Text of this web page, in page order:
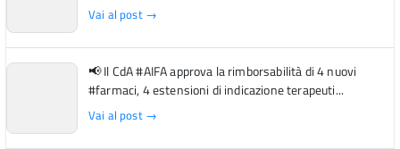
Vai al post →
📢 Il CdA #AIFA approva la rimborsabilità di 4 nuovi
#farmaci, 4 estensioni di indicazione terapeuti...
Vai al post →